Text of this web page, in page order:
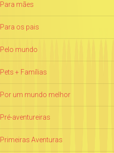
Para mães
Para os pais
Pelo mundo
Pets + Famílias
Por um mundo melhor
Pré-aventureiras
Primeiras Aventuras